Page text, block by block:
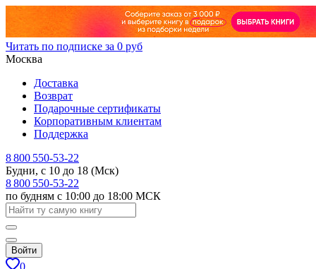
Читать по подписке за 0 руб
Москва
Доставка
Возврат
Подарочные сертификаты
Корпоративным клиентам
Поддержка
8 800 550-53-22
Будни, с 10 до 18 (Мск)
8 800 550-53-22
по будням с 10:00 до 18:00 МСК
Войти
0